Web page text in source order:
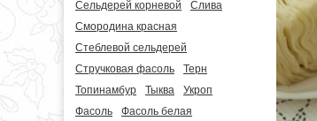
Сельдерей корневой
Слива
Смородина красная
Стеблевой сельдерей
Стручковая фасоль
Терн
Топинамбур
Тыква
Укроп
Фасоль
Фасоль белая